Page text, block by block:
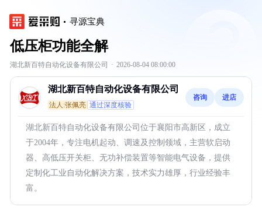
寻源宝典
低压柜功能全解
湖北新百特自动化设备有限公司 · 2026-08-04 08:00:00
湖北新百特自动化设备有限公司
法人:张佩亮 通过深度核验
咨询 进店
湖北新百特自动化设备有限公司位于襄阳市高新区，成立
于2004年，专注电机起动、调速及控制领域，主营软启动
器、高低压开关柜、无功补偿装置等智能电气设备，提供
定制化工业自动化解决方案，技术实力雄厚，行业经验丰
富。